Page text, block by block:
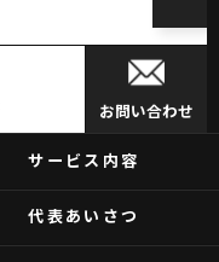
お問い合わせ
サービス内容
代表あいさつ